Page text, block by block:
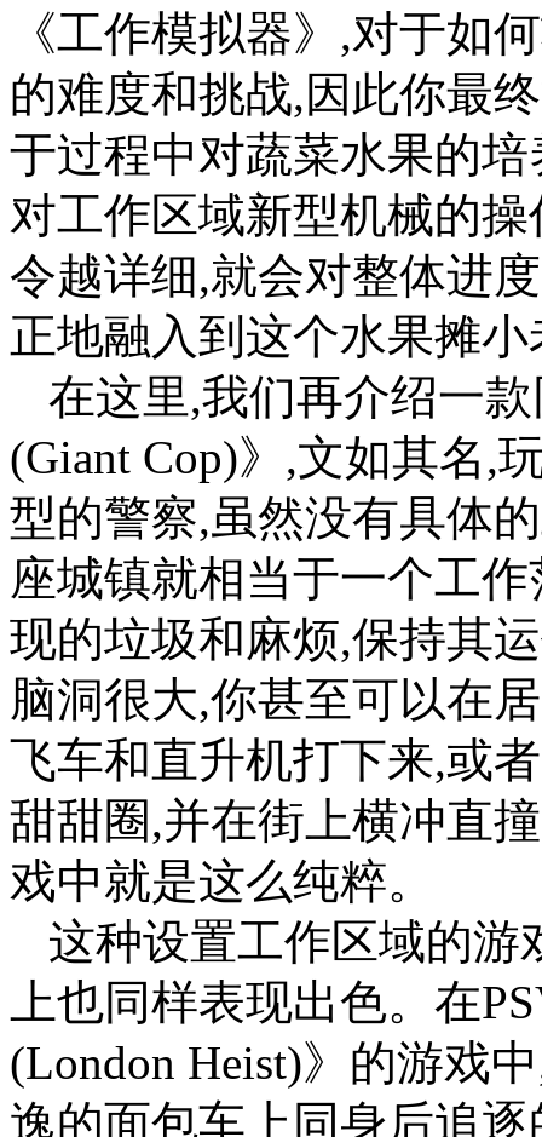
《工作模拟器》,对于如
的难度和挑战,因此你最
于过程中对蔬菜水果的
对工作区域新型机械的
令越详细,就会对整体进
正地融入到这个水果摊
在这里,我们再介绍一
(Giant Cop)》,文如其名,
型的警察,虽然没有具体
座城镇就相当于一个工
现的垃圾和麻烦,保持其
脑洞很大,你甚至可以在
飞车和直升机打下来,或
甜甜圈,并在街上横冲直
戏中就是这么纯粹。
这种设置工作区域的游
上也同样表现出色。在
(London Heist)》的游戏
逸的面包车上同身后追